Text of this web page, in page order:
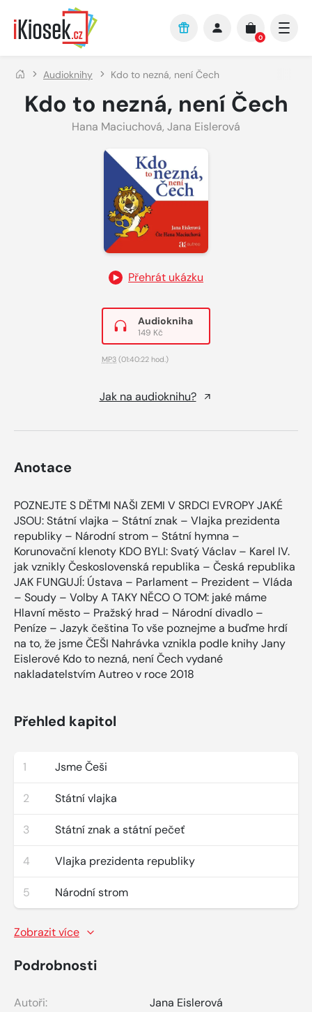
Přejít na hlavní obsah
0
Audioknihy Kdo to nezná, není Čech
Kdo to nezná, není Čech
Hana Maciuchová, Jana Eislerová
Přehrát ukázku
Audiokniha
149 Kč
MP3 (01:40:22 hod.)
Jak na audioknihu?
Anotace
POZNEJTE S DĚTMI NAŠI ZEMI V SRDCI EVROPY JAKÉ
JSOU: Státní vlajka – Státní znak – Vlajka prezidenta
republiky – Národní strom – Státní hymna –
Korunovační klenoty KDO BYLI: Svatý Václav – Karel IV.
jak vznikly Československá republika – Česká republika
JAK FUNGUJÍ: Ústava – Parlament – Prezident – Vláda
– Soudy – Volby A TAKY NĚCO O TOM: jaké máme
Hlavní město – Pražský hrad – Národní divadlo –
Peníze – Jazyk čeština To vše poznejme a buďme hrdí
na to, že jsme ČEŠI Nahrávka vznikla podle knihy Jany
Eislerové Kdo to nezná, není Čech vydané
nakladatelstvím Autreo v roce 2018
Přehled kapitol
1 Jsme Češi
2 Státní vlajka
3 Státní znak a státní pečeť
4 Vlajka prezidenta republiky
5 Národní strom
Zobrazit více
Podrobnosti
Autoři:
Jana Eislerová